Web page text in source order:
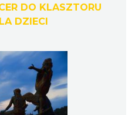
DO KLASZTORU
DZIECI